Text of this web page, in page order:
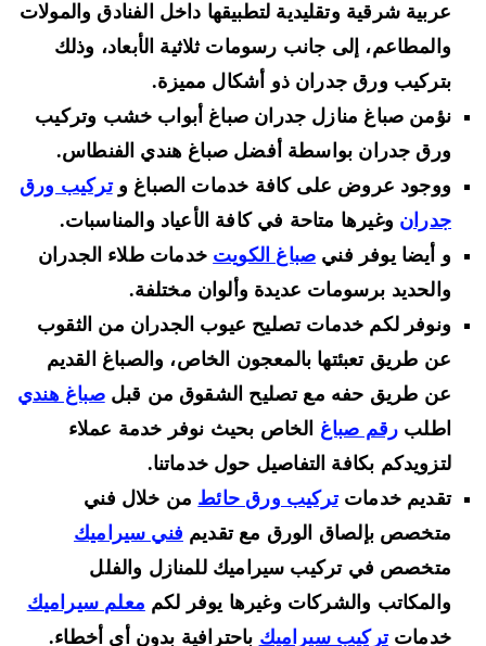
عربية شرقية وتقليدية لتطبيقها داخل الفنادق والمولات
والمطاعم، إلى جانب رسومات ثلاثية الأبعاد، وذلك
بتركيب ورق جدران ذو أشكال مميزة.
نؤمن صباغ منازل جدران صباغ أبواب خشب وتركيب
ورق جدران بواسطة أفضل صباغ هندي الفنطاس.
ووجود عروض على كافة خدمات الصباغ وتركيب ورق
جدرانوغيرها متاحة في كافة الأعياد والمناسبات.
و أيضا يوفر فنيصباغ الكويتخدمات طلاء الجدران
والحديد برسومات عديدة وألوان مختلفة.
ونوفر لكم خدمات تصليح عيوب الجدران من الثقوب
عن طريق تعبئتها بالمعجون الخاص، والصباغ القديم
عن طريق حفه مع تصليح الشقوق من قبلصباغ هندي
اطلبرقم صباغالخاص بحيث نوفر خدمة عملاء
لتزويدكم بكافة التفاصيل حول خدماتنا.
تقديم خدماتتركيب ورق حائطمن خلال فني
متخصص بإلصاق الورق مع تقديمفني سيراميك
متخصص في تركيب سيراميك للمنازل والفلل
والمكاتب والشركات وغيرها يوفر لكممعلم سيراميك
خدماتتركيب سيراميكباحترافية بدون أي أخطاء.